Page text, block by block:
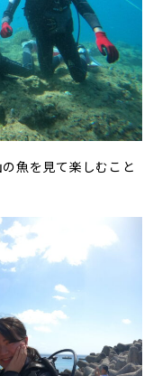
魚を見て楽しむこと